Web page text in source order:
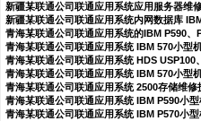
新疆某联通公司联通应用系统应用服务器维
新疆某联通公司联通应用系统内网数据库
青海某联通公司联通应用系统的IBM P590
青海某联通公司联通应用系统 IBM 570小型
青海某联通公司联通应用系统 HDS
青海某联通公司联通应用系统 IBM 570小型
青海某联通公司联通应用系统 2500存储维修
青海某联通公司联通应用系统 IBM P590小
青海某联通公司联通应用系统 IBM P570小